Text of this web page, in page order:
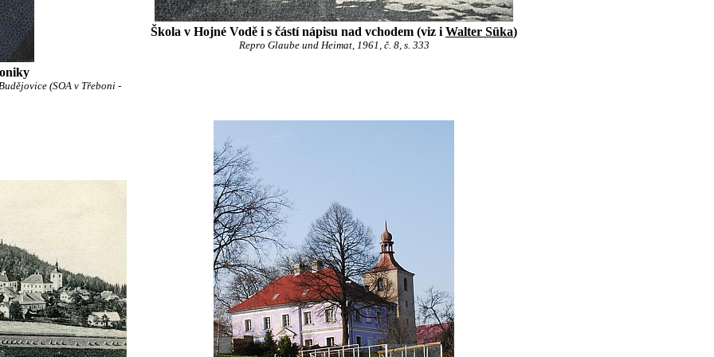
(SOA v Třeboni -
Škola v Hojné Vodě i s částí nápisu nad vchodem (viz i Walter Süka)
Repro Glaube und Heimat, 1961, č. 8, s. 333